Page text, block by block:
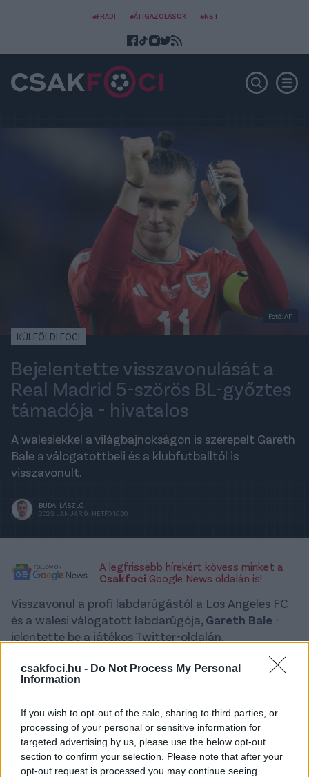
csakfoci.hu - Do Not Process My Personal
Information
If you wish to opt-out of the sale, sharing to third parties, or
processing of your personal or sensitive information for
targeted advertising by us, please use the below opt-out
section to confirm your selection. Please note that after your
opt-out request is processed you may continue seeing
#FRADI #ÁTIGAZOLÁSOK #NB I
Fotó: AP
KÜLFÖLDI FOCI
Bejelentette visszavonulását a
Real Madrid 5-szörös BL-győztes
támadója - hivatalos
A walesiekkel a világbajnokságon is szerepelt Gareth
Bale a válogatottbeli és a klubfutballtól is
visszavonult.
BUDAI LÁSZLÓ
2023. JANUÁR 9., HÉTFŐ 16:30
A legfrissebb hírekért kövess minket a
Csakfoci Google News oldalán is!
Visszavonul a profi labdarúgástól a Los Angeles FC
és a walesi válogatott labdarúgója, Gareth Bale -
jelentette be a játékos Twitter-oldalán.
A 111-szeres válogatott futballista így a 2022-es vb-
n játszotta utolsó hivatalos mérkőzését. Bale előtte
bajnoki címet nyert, előtte volt a Real Madrid, a
Tottenham és a Southampton labdarúgója. A
királyiakkal nyert többek között három spanyol
bajnokságot és öt Bajnokok Ligáját.